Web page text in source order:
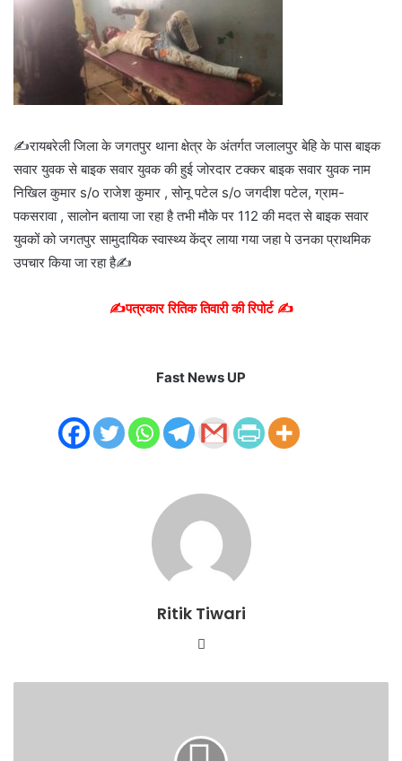
✍️रायबरेली जिला के जगतपुर थाना क्षेत्र के अंतर्गत जलालपुर बेहि के पास बाइक
सवार युवक से बाइक सवार युवक की हुई जोरदार टक्कर बाइक सवार युवक नाम
निखिल कुमार s/o राजेश कुमार , सोनू पटेल s/o जगदीश पटेल, ग्राम-
पकसरावा ,सालोन बताया जा रहा है तभी मौके पर 112 की मदत से बाइक सवार
युवकों को जगतपुर सामुदायिक स्वास्थ्य केंद्र लाया गया जहा पे उनका प्राथमिक
उपचार किया जा रहा है✍️
✍️पत्रकार रितिक तिवारी की रिपोर्ट ✍️
Fast News UP
Ritik Tiwari
Website